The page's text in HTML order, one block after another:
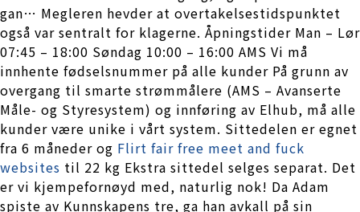
gan… Megleren hevder at overtakelsestidspunktet
også var sentralt for klagerne. Åpningstider Man – Lør
07:45 – 18:00 Søndag 10:00 – 16:00 AMS Vi må
innhente fødselsnummer på alle kunder På grunn av
overgang til smarte strømmålere (AMS – Avanserte
Måle- og Styresystem) og innføring av Elhub, må alle
kunder være unike i vårt system. Sittedelen er egnet
fra 6 måneder og Flirt fair free meet and fuck
websites til 22 kg Ekstra sittedel selges separat. Det
er vi kjempefornøyd med, naturlig nok! Da Adam
spiste av Kunnskapens tre, ga han avkall på sin